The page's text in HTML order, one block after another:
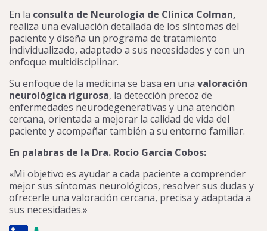
En la consulta de Neurología de Clínica Colman,
realiza una evaluación detallada de los síntomas del
paciente y diseña un programa de tratamiento
individualizado, adaptado a sus necesidades y con un
enfoque multidisciplinar.
Su enfoque de la medicina se basa en una valoración
neurológica rigurosa, la detección precoz de
enfermedades neurodegenerativas y una atención
cercana, orientada a mejorar la calidad de vida del
paciente y acompañar también a su entorno familiar.
En palabras de la Dra. Rocío García Cobos:
«Mi objetivo es ayudar a cada paciente a comprender
mejor sus síntomas neurológicos, resolver sus dudas y
ofrecerle una valoración cercana, precisa y adaptada a
sus necesidades.»